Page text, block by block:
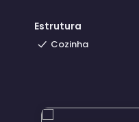
Estrutura
Cozinha